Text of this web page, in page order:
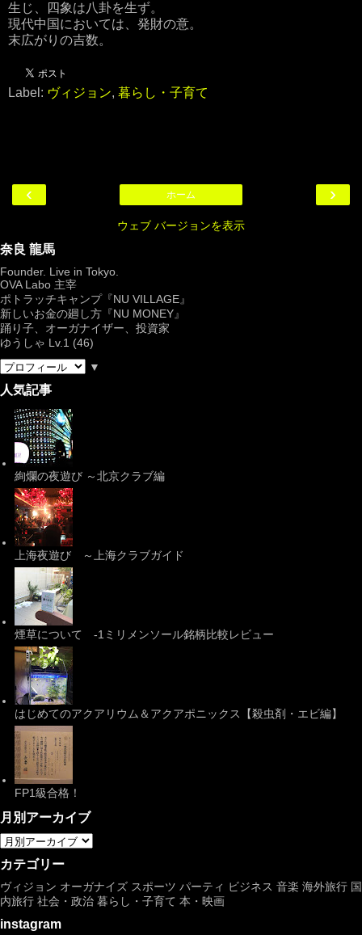
生じ、四象は八卦を生ず。
現代中国においては、発財の意。
末広がりの吉数。
Label: ヴィジョン, 暮らし・子育て
‹ ›
ホーム
ウェブ バージョンを表示
奈良 龍馬
Founder. Live in Tokyo.
OVA Labo 主宰
ポトラッチキャンプ『NU VILLAGE』
新しいお金の廻し方『NU MONEY』
踊り子、オーガナイザー、投資家
ゆうしゃ Lv.1 (46)
▼
人気記事
絢爛の夜遊び ～北京クラブ編
上海夜遊び ～上海クラブガイド
煙草について -1ミリメンソール銘柄比較レビュー
はじめてのアクアリウム＆アクアポニックス【殺虫剤・エビ編】
FP1級合格！
月別アーカイブ
カテゴリー
ヴィジョン オーガナイズ スポーツ パーティ ビジネス 音楽 海外旅行 国
内旅行 社会・政治 暮らし・子育て 本・映画
instagram